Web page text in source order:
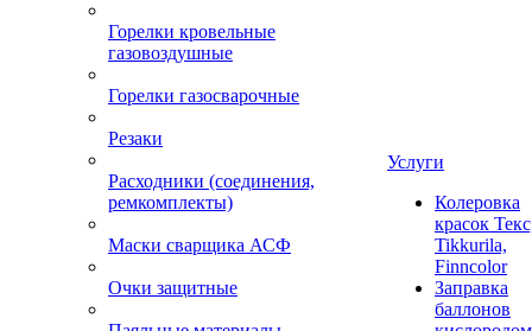
Горелки кровельные
газовоздушные
Горелки газосварочные
Резаки
Расходники (соединения,
ремкомплекты)
Маски сварщика АСФ
Очки защитные
Услуги
Колеровка
красок
Tikkurila,
Finncolor
Заправка
баллонов